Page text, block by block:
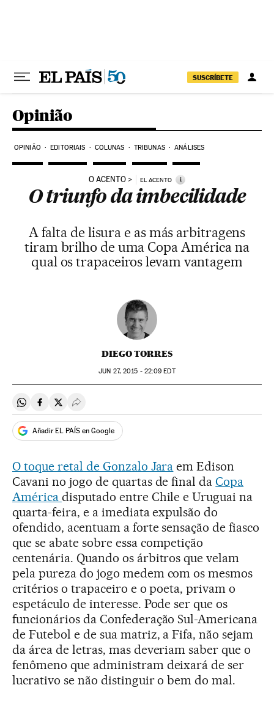
SUSCRÍBETE
Opinião
OPINIÃO EDITORIAIS COLUNAS TRIBUNAS ANÁLISES
O ACENTO EL ACENTO i
O triunfo da imbecilidade
A falta de lisura e as más arbitragens
tiram brilho de uma Copa América na
qual os trapaceiros levam vantagem
DIEGO TORRES
JUN 27, 2015 - 22:09 EDT
Compartir en Whatsapp
Compartir en Facebook
Compartir en Twitter
Desplegar Redes Sociales
Añadir EL PAÍS en Google
O toque retal de Gonzalo Jara em Edison
Cavani no jogo de quartas de final daCopa
América disputado entre Chile e Uruguai na
quarta-feira, e a imediata expulsão do
ofendido, acentuam a forte sensação de fiasco
que se abate sobre essa competição
centenária. Quando os árbitros que velam
pela pureza do jogo medem com os mesmos
critérios o trapaceiro e o poeta, privam o
espetáculo de interesse. Pode ser que os
funcionários da Confederação Sul-Americana
de Futebol e de sua matriz, a Fifa, não sejam
da área de letras, mas deveriam saber que o
fenômeno que administram deixará de ser
lucrativo se não distinguir o bem do mal.